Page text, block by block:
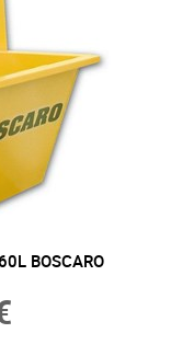
BOSCARO